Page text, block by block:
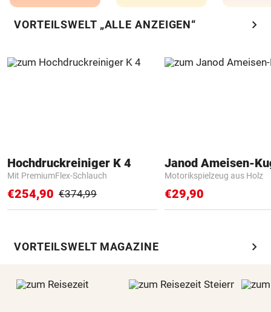
VORTEILSWELT „ALLE ANZEIGEN“ chevron_right
Hochdruckreiniger K 4
Mit PremiumFlex-Schlauch
€254,90 €374,99
Janod Ameisen-
Motorikspielzeug aus Holz
€29,90
VORTEILSWELT MAGAZINE chevron_right